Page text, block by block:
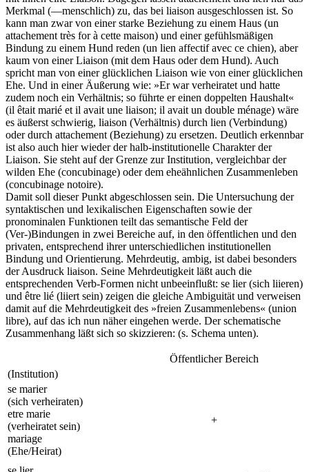
Merkmal (—menschlich) zu, das bei liaison ausgeschlossen ist. So
kann man zwar von einer starke Beziehung zu einem Haus (un
attachement très for à cette maison) und einer gefühlsmäßigen
Bindung zu einem Hund reden (un lien affectif avec ce chien), aber
kaum von einer Liaison (mit dem Haus oder dem Hund). Auch
spricht man von einer glücklichen Liaison wie von einer glücklichen
Ehe. Und in einer Äußerung wie: »Er war verheiratet und hatte
zudem noch ein Verhältnis; so führte er einen doppelten Haushalt«
(il êtait marié et il avait une liaison; il avait un double ménage) wäre
es äußerst schwierig, liaison (Verhältnis) durch lien (Verbindung)
oder durch attachement (Beziehung) zu ersetzen. Deutlich erkennbar
ist also auch hier wieder der halb-institutionelle Charakter der
Liaison. Sie steht auf der Grenze zur Institution, vergleichbar der
wilden Ehe (concubinage) oder dem eheähnlichen Zusammenleben
(concubinage notoire).
Damit soll dieser Punkt abgeschlossen sein. Die Untersuchung der
syntaktischen und lexikalischen Eigenschaften sowie der
pronominalen Funktionen teilt das semantische Feld der
(Ver-)Bindungen in zwei Bereiche auf, in den öffentlichen und den
privaten, entsprechend ihrer unterschiedlichen institutionellen
Bindung und Orientierung. Mehrdeutig, ambig, ist dabei besonders
der Ausdruck liaison. Seine Mehrdeutigkeit läßt auch die
entsprechenden Verb-Formen nicht unbeeinflußt: se lier (sich liieren)
und être lié (liiert sein) zeigen die gleiche Ambiguität und verweisen
damit auf die Mehrdeutigkeit des »freien Zusammenlebens« (union
libre), auf das ich nun näher eingehen werde. Der schematische
Zusammenhang läßt sich so skizzieren: (s. Schema unten).
Öffentlicher Bereich
(Institution)
se marier
(sich verheiraten)
etre marie
(verheiratet sein)
mariage
(Ehe/Heirat)
+